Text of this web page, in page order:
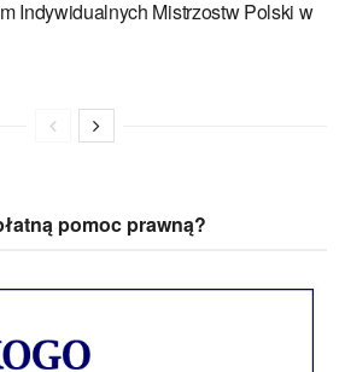
Indywidualnych Mistrzostw Polski w
pomoc prawną?